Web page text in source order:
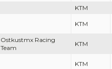
KTM
KTM
Ostkustmx Racing
Team
KTM
KTM